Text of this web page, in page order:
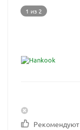
1 из 2
Рекомендуют